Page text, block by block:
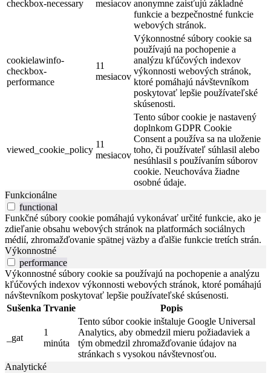
checkbox-necessary mesiacov anonymne zaisťujú základné
funkcie a bezpečnostné funkcie
webových stránok.
cookielawinfo-
checkbox-
performance
11
mesiacov
Výkonnostné súbory cookie sa
používajú na pochopenie a
analýzu kľúčových indexov
výkonnosti webových stránok,
ktoré pomáhajú návštevníkom
poskytovať lepšie používateľské
skúsenosti.
viewed_cookie_policy
11
mesiacov
Tento súbor cookie je nastavený
doplnkom GDPR Cookie
Consent a používa sa na uloženie
toho, či používateľ súhlasil alebo
nesúhlasil s používaním súborov
cookie. Neuchováva žiadne
osobné údaje.
Funkcionálne
functional
Funkčné súbory cookie pomáhajú vykonávať určité funkcie, ako je
zdieľanie obsahu webových stránok na platformách sociálnych
médií, zhromažďovanie spätnej väzby a ďalšie funkcie tretích strán.
Výkonnostné
performance
Výkonnostné súbory cookie sa používajú na pochopenie a analýzu
kľúčových indexov výkonnosti webových stránok, ktoré pomáhajú
návštevníkom poskytovať lepšie používateľské skúsenosti.
Sušenka Trvanie Popis
_gat
1
minúta
Tento súbor cookie inštaluje Google Universal
Analytics, aby obmedzil mieru požiadaviek a
tým obmedzil zhromažďovanie údajov na
stránkach s vysokou návštevnosťou.
Analytické